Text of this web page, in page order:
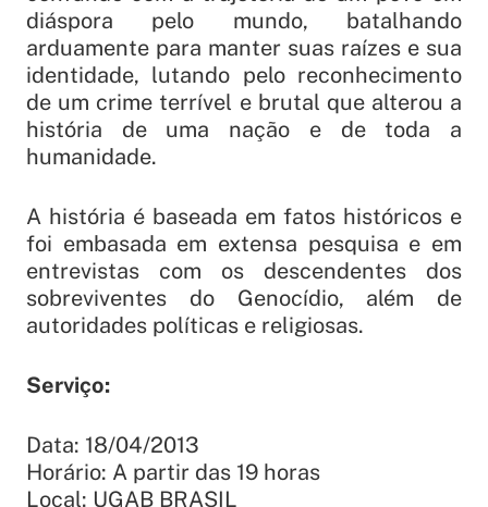
diáspora pelo mundo, batalhando
arduamente para manter suas raízes e sua
identidade, lutando pelo reconhecimento
de um crime terrível e brutal que alterou a
história de uma nação e de toda a
humanidade.
A história é baseada em fatos históricos e
foi embasada em extensa pesquisa e em
entrevistas com os descendentes dos
sobreviventes do Genocídio, além de
autoridades políticas e religiosas.
Serviço:
Data: 18/04/2013
Horário: A partir das 19 horas
Local: UGAB BRASIL